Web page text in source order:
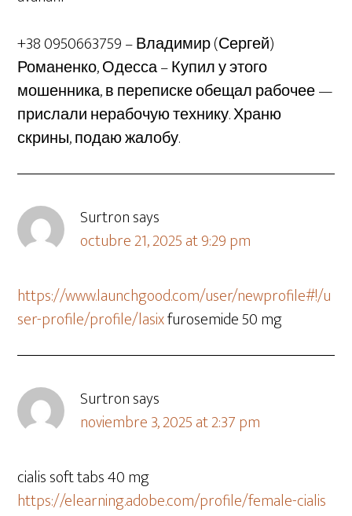
+38 0950663759 – Владимир (Сергей)
Романенко, Одесса – Купил у этого
мошенника, в переписке обещал рабочее —
прислали нерабочую технику. Храню
скрины, подаю жалобу.
Surtronsays
octubre 21, 2025 at 9:29 pm
https://www.launchgood.com/user/newprofile#!/u
ser-profile/profile/lasixfurosemide 50 mg
Surtronsays
noviembre 3, 2025 at 2:37 pm
cialis soft tabs 40 mg
https://elearning.adobe.com/profile/female-cialis